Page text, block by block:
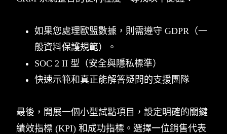
如果您處理歐盟數據，則需遵守 GDPR（一
般資料保護規範）。
SOC 2 II 型（安全與隱私標準）
快速示範和真正能解答疑問的支援團隊
最後，開展一個小型試點項目，設定明確的關鍵
績效指標 (KPI) 和成功指標。選擇一位銷售代表